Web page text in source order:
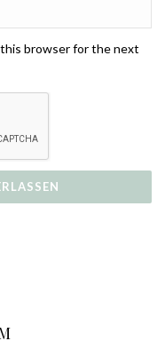
this browser for the next